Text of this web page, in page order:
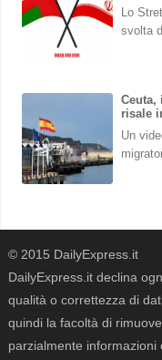
Lo
svolta
Ceuta,
risale
Un
© 2015 DailyExpress.it
DailyExpress.it declina
qualità o correttezza di
quindi la facoltà di
parzialmente